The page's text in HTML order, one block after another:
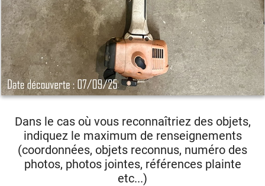
Dans le cas où vous reconnaîtriez des objets,
indiquez le maximum de renseignements
(coordonnées, objets reconnus, numéro des
photos, photos jointes, références plainte
etc...)